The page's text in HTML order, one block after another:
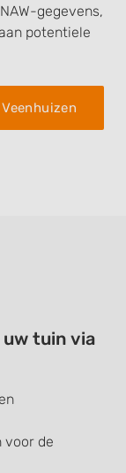
gegevens,
potentiele
tuin via
voor de